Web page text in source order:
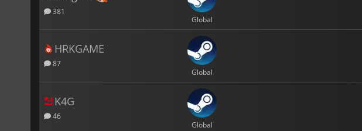
381
Global
HRKGAME
87
Global
K4G
46
Global